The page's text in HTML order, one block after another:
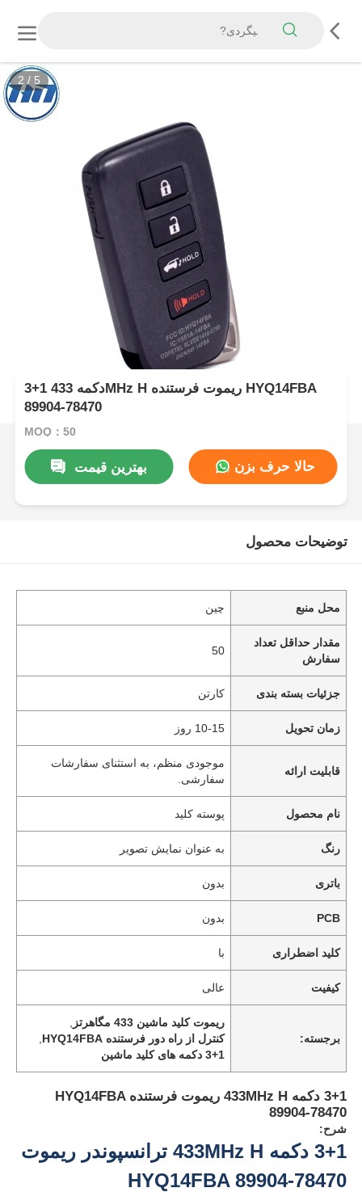
2 / 5
3+1 دکمه 433MHz H ریموت فرستنده HYQ14FBA
89904-78470
MOQ：50
بهترین قیمت حالا حرف بزن
توضیحات محصول
محل منبع چین
مقدار حداقل تعداد
سفارش
50
جزئیات بسته بندی کارتن
زمان تحویل 10-15 روز
قابلیت ارائه
موجودی منظم، به استثنای سفارشات
سفارشی.
نام محصول پوسته کلید
رنگ به عنوان نمایش تصویر
باتری بدون
PCB بدون
کلید اضطراری با
کیفیت عالی
برجسته:
ريموت کليد ماشين 433 مگاهرتز
کنترل از راه دور فرستنده HYQ14FBA
3+1 دکمه های کلید ماشین
3+1 دکمه 433MHz H ریموت فرستنده HYQ14FBA
89904-78470
شرح:
3+1 دکمه 433MHz H ترانسپوندر ریموت
HYQ14FBA 89904-78470